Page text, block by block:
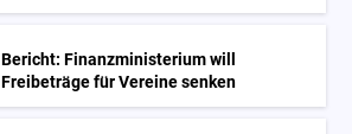
Bericht: Finanzministerium will
Freibeträge für Vereine senken